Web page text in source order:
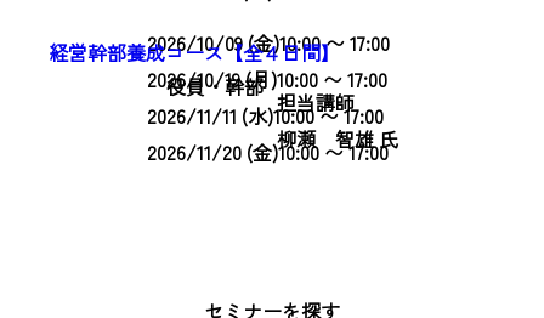
経営幹部養成コース【全４日間】
担当講師
柳瀬 智雄 氏
2026/10/09 (金)10:00 〜 17:00
2026/10/19 (月)10:00 〜 17:00
2026/11/11 (水)10:00 〜 17:00
2026/11/20 (金)10:00 〜 17:00
役員・幹部
セミナーを探す